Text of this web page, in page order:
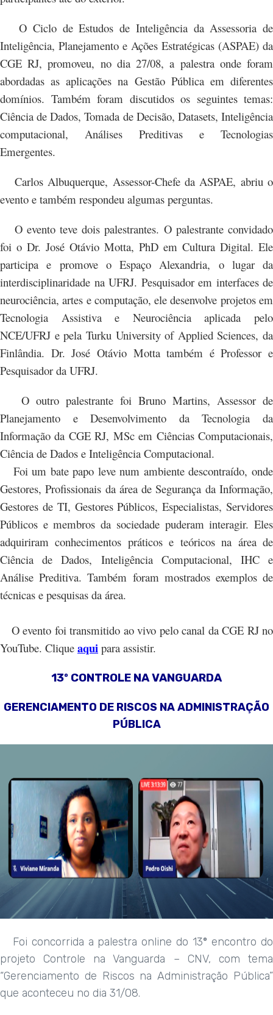
O Ciclo de Estudos de Inteligência da Assessoria de
Inteligência, Planejamento e Ações Estratégicas (ASPAE) da
CGE RJ, promoveu, no dia 27/08, a palestra onde foram
abordadas as aplicações na Gestão Pública em diferentes
domínios. Também foram discutidos os seguintes temas:
Ciência de Dados, Tomada de Decisão, Datasets, Inteligência
computacional, Análises Preditivas e Tecnologias
Emergentes.
Carlos Albuquerque, Assessor-Chefe da ASPAE, abriu o
evento e também respondeu algumas perguntas.
O evento teve dois palestrantes. O palestrante convidado
foi o Dr. José Otávio Motta, PhD em Cultura Digital. Ele
participa e promove o Espaço Alexandria, o lugar da
interdisciplinaridade na UFRJ. Pesquisador em interfaces de
neurociência, artes e computação, ele desenvolve projetos em
Tecnologia Assistiva e Neurociência aplicada pelo
NCE/UFRJ e pela Turku University of Applied Sciences, da
Finlândia. Dr. José Otávio Motta também é Professor e
Pesquisador da UFRJ.
O outro palestrante foi Bruno Martins, Assessor de
Planejamento e Desenvolvimento da Tecnologia da
Informação da CGE RJ, MSc em Ciências Computacionais,
Ciência de Dados e Inteligência Computacional.
Foi um bate papo leve num ambiente descontraído, onde
Gestores, Profissionais da área de Segurança da Informação,
Gestores de TI, Gestores Públicos, Especialistas, Servidores
Públicos e membros da sociedade puderam interagir. Eles
adquiriram conhecimentos práticos e teóricos na área de
Ciência de Dados, Inteligência Computacional, IHC e
Análise Preditiva. Também foram mostrados exemplos de
técnicas e pesquisas da área.
O evento foi transmitido ao vivo pelo canal da CGE RJ no
YouTube. Clique aqui para assistir.
13º CONTROLE NA VANGUARDA
GERENCIAMENTO DE RISCOS NA ADMINISTRAÇÃO
PÚBLICA
Foi concorrida a palestra online do 13º encontro do
projeto Controle na Vanguarda – CNV, com tema
“Gerenciamento de Riscos na Administração Pública”
que aconteceu no dia 31/08.